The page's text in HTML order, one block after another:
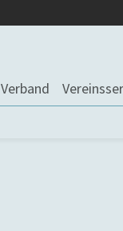
Verband